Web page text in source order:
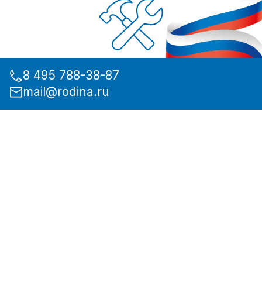
8 495 788-38-87
mail@rodina.ru